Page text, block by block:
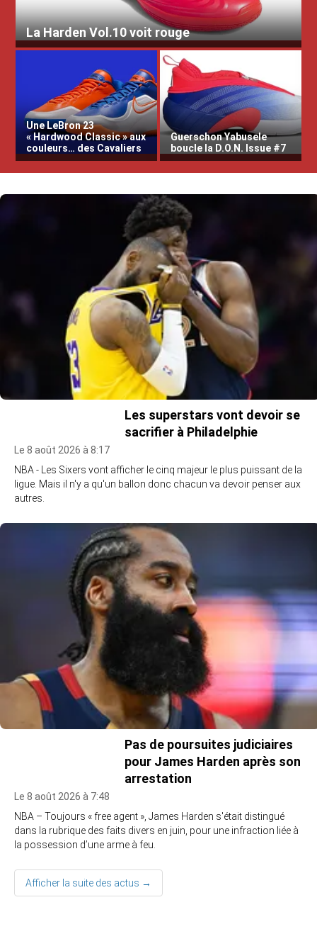
La Harden Vol.10 voit rouge
Une LeBron 23
« Hardwood Classic » aux
couleurs… des Cavaliers
Guerschon Yabusele
boucle la D.O.N. Issue #7
Les superstars vont devoir se
sacrifier à Philadelphie
Le 8 août 2026 à 8:17
NBA - Les Sixers vont afficher le cinq majeur le plus puissant de la
ligue. Mais il n'y a qu'un ballon donc chacun va devoir penser aux
autres.
Pas de poursuites judiciaires
pour James Harden après son
arrestation
Le 8 août 2026 à 7:48
NBA – Toujours « free agent », James Harden s'était distingué
dans la rubrique des faits divers en juin, pour une infraction liée à
la possession d’une arme à feu.
Afficher la suite des actus →